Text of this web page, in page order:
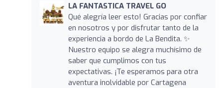
LA FANTASTICA TRAVEL GO
Qué alegría leer esto! Gracias por confiar
en nosotros y por disfrutar tanto de la
experiencia a bordo de La Bendita. ✨
Nuestro equipo se alegra muchísimo de
saber que cumplimos con tus
expectativas. ¡Te esperamos para otra
aventura inolvidable por Cartagena